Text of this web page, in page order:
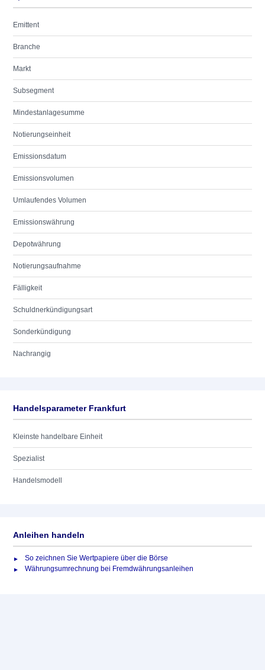
Emittent
Branche
Markt
Subsegment
Mindestanlagesumme
Notierungseinheit
Emissionsdatum
Emissionsvolumen
Umlaufendes Volumen
Emissionswährung
Depotwährung
Notierungsaufnahme
Fälligkeit
Schuldnerkündigungsart
Sonderkündigung
Nachrangig
Handelsparameter Frankfurt
Kleinste handelbare Einheit
Spezialist
Handelsmodell
Anleihen handeln
So zeichnen Sie Wertpapiere über die Börse
Währungsumrechnung bei Fremdwährungsanleihen